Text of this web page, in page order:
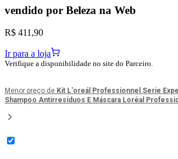
vendido por Beleza na Web
R$ 411,90
Ir para a loja
Verifique a disponibilidade no site do Parceiro.
Menor preço de Kit L'oreál Professionnel Serie
Shampoo Antirresíduos E Máscara Loréal